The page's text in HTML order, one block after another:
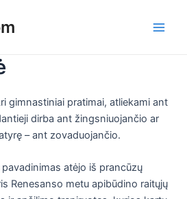
gimnastiniai pratimai, atliekami ant
dirba ant žingsniuojančio ar
– ant zovaduojančio.
atėjo iš prancūzų
Renesanso metu apibūdino raitųjų